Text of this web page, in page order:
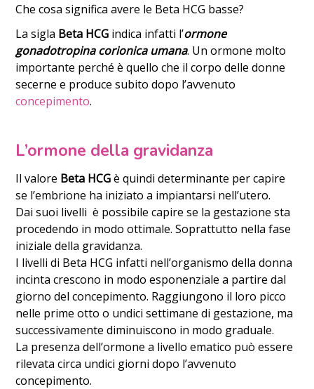
Che cosa significa avere le Beta HCG basse?
La sigla Beta HCG indica infatti l’ormone
gonadotropina corionica umana. Un ormone molto
importante perché è quello che il corpo delle donne
secerne e produce subito dopo l’avvenuto
concepimento.
L’ormone della gravidanza
Il valore Beta HCGè quindi determinante per capire
se l’embrione ha iniziato a impiantarsi nell’utero.
Dai suoi livelli è possibile capire se la gestazione sta
procedendo in modo ottimale. Soprattutto nella fase
iniziale della gravidanza.
I livelli di Beta HCG infatti nell’organismo della donna
incinta crescono in modo esponenziale a partire dal
giorno del concepimento. Raggiungono il loro picco
nelle prime otto o undici settimane di gestazione, ma
successivamente diminuiscono in modo graduale.
La presenza dell’ormone a livello ematico può essere
rilevata circa undici giorni dopo l’avvenuto
concepimento.